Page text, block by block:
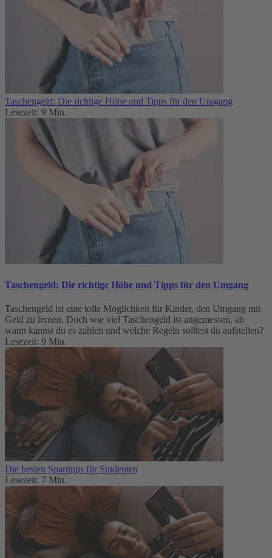
Taschengeld: Die richtige Höhe und Tipps für den Umgang
Lesezeit: 9 Min.
Taschengeld: Die richtige Höhe und Tipps für den Umgang
Taschengeld ist eine tolle Möglichkeit für Kinder, den Umgang mit
Geld zu lernen. Doch wie viel Taschengeld ist angemessen, ab
wann kannst du es zahlen und welche Regeln solltest du aufstellen?
Lesezeit: 9 Min.
Die besten Spartipps für Studenten
Lesezeit: 7 Min.